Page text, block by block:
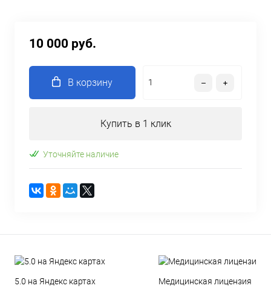
10 000 руб.
В корзину
Купить в 1 клик
Уточняйте наличие
5.0 на Яндекс картах Медицинская лицензия